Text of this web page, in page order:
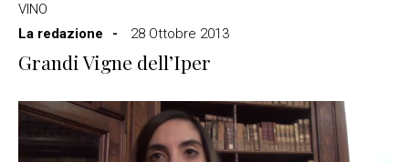
VINO
La redazione
28 Ottobre 2013
Grandi Vigne dell’Iper